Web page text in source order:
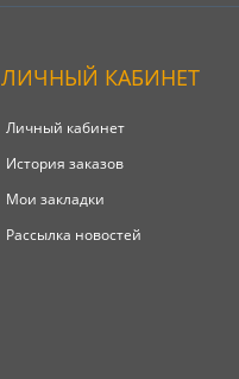
ЛИЧНЫЙ КАБИНЕТ
Личный кабинет
История заказов
Мои закладки
Рассылка новостей